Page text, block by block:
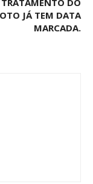
DO
JÁ TEM DATA
MARCADA.